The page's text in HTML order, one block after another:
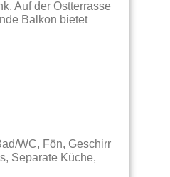
Auf der Ostterrasse
Balkon bietet
WC, Fön, Geschirr
Separate Küche,